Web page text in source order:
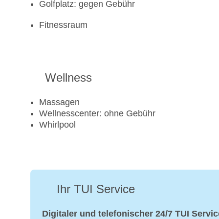
Golfplatz: gegen Gebühr
Fitnessraum
Wellness
Massagen
Wellnesscenter: ohne Gebühr
Whirlpool
Ihr TUI Service
Digitaler und telefonischer 24/7 TUI